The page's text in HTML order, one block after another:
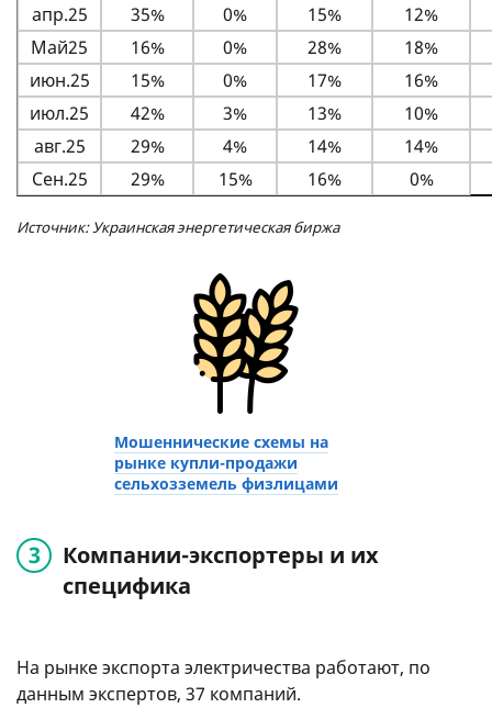
апр.25
35% 0% 15%
12%
Май25
16% 0% 28%
18%
июн.25
15% 0% 17%
16%
июл.25
42% 3% 13%
10%
авг.25
29% 4% 14%
14%
Сен.25
29% 15% 16% 0%
Источник: Украинская энергетическая биржа
Мошеннические схемы на
рынке купли-продажи
сельхозземель физлицами
Компании-экспортеры и их
специфика
На рынке экспорта электричества работают, по
данным экспертов, 37 компаний.